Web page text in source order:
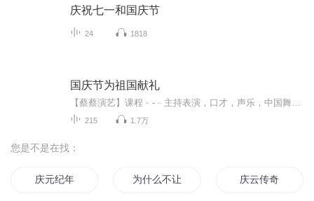
庆祝七一和国庆节
24 1818
国庆节为祖国献礼
215 1.7万
您是不是在找：
庆元纪年 为什么不让我苏 庆云传奇